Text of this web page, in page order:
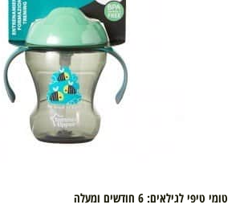
טומי טיפי לגילאים: 6 חודשים ומעלה